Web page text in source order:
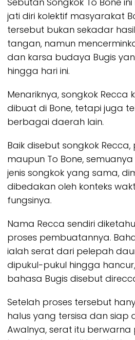
jati diri kolektif masyarakat
tersebut bukan sekadar
tangan, namun
dan karsa budaya Bugis
hingga hari ini.
Menariknya, songkok Recca
dibuat di Bone, tetapi juga
berbagai daerah lain.
Baik disebut songkok Recca,
maupun To Bone,
jenis songkok yang sama,
dibedakan oleh konteks
fungsinya.
Nama Recca sendiri
proses pembuatannya.
ialah serat dari pelepah
dipukul-pukul hingga
bahasa Bugis disebut
Setelah proses tersebut
halus yang tersisa dan siap
Awalnya, serat itu berwarna